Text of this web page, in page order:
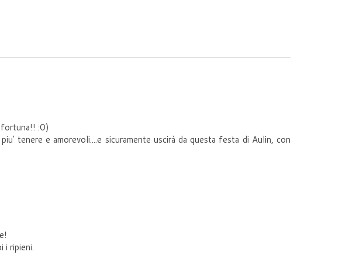
fortuna!! :0)
tenere e amorevoli....e sicuramente uscirà da questa festa di Aulin, con
i ripieni.